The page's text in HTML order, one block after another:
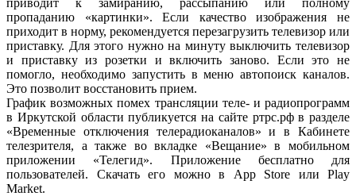
пропаданию «картинки». Если качество изображения не
приходит в норму, рекомендуется перезагрузить телевизор или
приставку. Для этого нужно на минуту выключить телевизор
и приставку из розетки и включить заново. Если это не
помогло, необходимо запустить в меню автопоиск каналов.
Это позволит восстановить прием.
График возможных помех трансляции теле- и радиопрограмм
в Иркутской области публикуется на сайте ртрс.рф в разделе
«Временные отключения телерадиоканалов» и в Кабинете
телезрителя, а также во вкладке «Вещание» в мобильном
приложении «Телегид». Приложение бесплатно для
пользователей. Скачать его можно в Арр Store или Play
Market.